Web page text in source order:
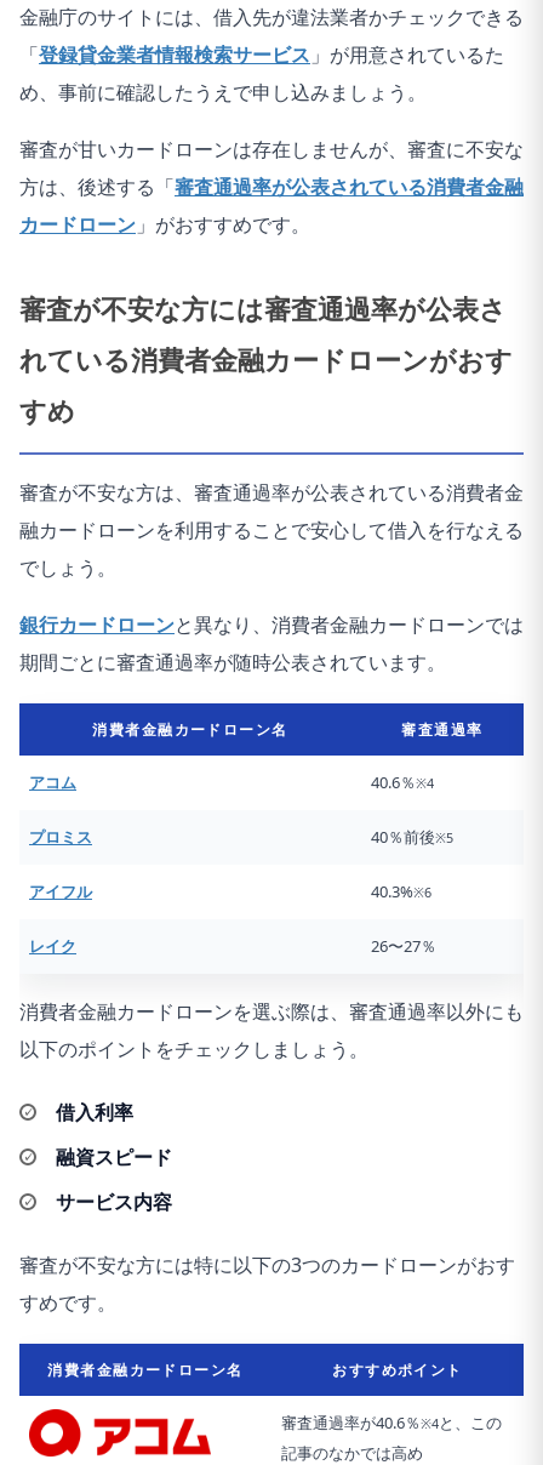
金融庁のサイトには、借入先が違法業者かチェックできる
「登録貸金業者情報検索サービス 」が用意されているた
め、事前に確認したうえで申し込みましょう。
審査が甘いカードローンは存在しませんが、審査に不安な
方は、後述する「審査通過率が公表されている消費者金融
カードローン 」がおすすめです。
審査が不安な方には審査通過率が公表さ
れている消費者金融カードローンがおす
すめ
審査が不安な方は、審査通過率が公表されている消費者金
融カードローンを利用することで安心して借入を行なえる
でしょう。
銀行カードローンと異なり、消費者金融カードローンでは
期間ごとに審査通過率が随時公表されています。
消費者金融カードローン名 審査通過率
アコム 40.6％※4
プロミス 40％前後※5
アイフル 40.3%※6
レイク 26〜27％
消費者金融カードローンを選ぶ際は、審査通過率以外にも
以下のポイントをチェックしましょう。
借入利率
融資スピード
サービス内容
審査が不安な方には特に以下の3つのカードローンがおす
すめです。
消費者金融カードローン名 おすすめポイント
審査通過率が40.6％※4と、この
記事のなかでは高め